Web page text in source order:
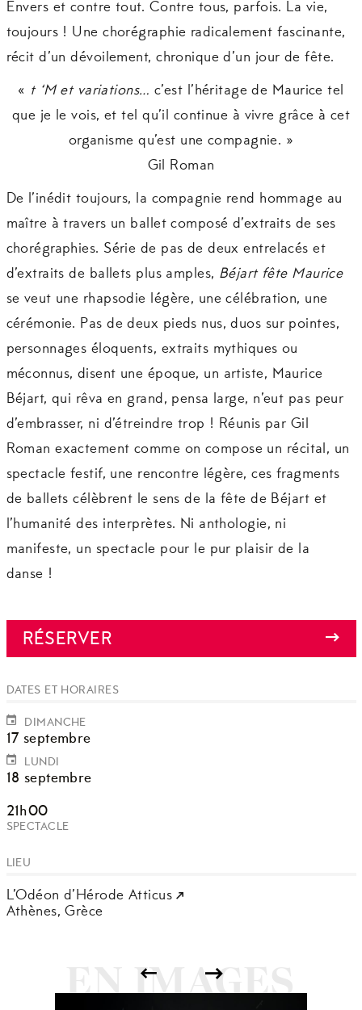
Envers et contre tout. Contre tous, parfois. La vie,
toujours ! Une chorégraphie radicalement fascinante,
récit d’un dévoilement, chronique d’un jour de fête.
« t ‘M et variations… c’est l’héritage de Maurice tel
que je le vois, et tel qu’il continue à vivre grâce à cet
organisme qu’est une compagnie. »
Gil Roman
De l’inédit toujours, la compagnie rend hommage au
maître à travers un ballet composé d’extraits de ses
chorégraphies. Série de pas de deux entrelacés et
d’extraits de ballets plus amples, Béjart fête Maurice
se veut une rhapsodie légère, une célébration, une
cérémonie. Pas de deux pieds nus, duos sur pointes,
personnages éloquents, extraits mythiques ou
méconnus, disent une époque, un artiste, Maurice
Béjart, qui rêva en grand, pensa large, n’eut pas peur
d’embrasser, ni d’étreindre trop ! Réunis par Gil
Roman exactement comme on compose un récital, un
spectacle festif, une rencontre légère, ces fragments
de ballets célèbrent le sens de la fête de Béjart et
l’humanité des interprètes. Ni anthologie, ni
manifeste, un spectacle pour le pur plaisir de la
danse !
RÉSERVER
DATES ET HORAIRES
DIMANCHE
17 septembre
LUNDI
18 septembre
21h00
SPECTACLE
LIEU
L’Odéon d’Hérode Atticus
Athènes,Grèce